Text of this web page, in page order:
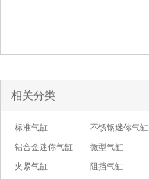
相关分类
标准气缸
不锈钢迷你气缸
铝合金迷你气缸
微型气缸
夹紧气缸
阻挡气缸